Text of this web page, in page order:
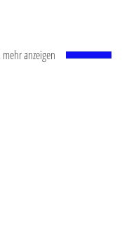
Jumbo Mine
mehr anzeigen